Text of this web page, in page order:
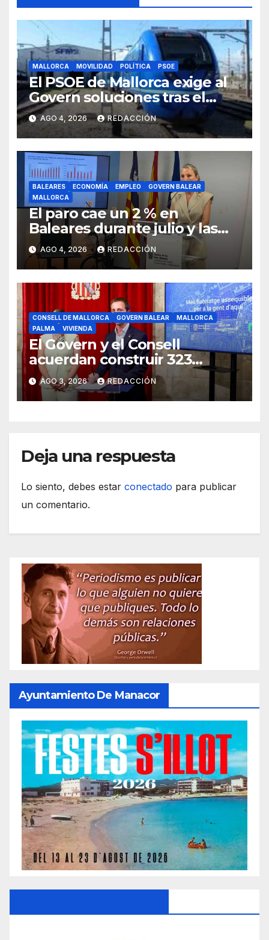
MALLORCA MOVILIDAD POLÍTICA PSOE
El PSOE de Mallorca exige al
Govern soluciones tras el
tijeretazo de trenes en
agosto
AGO 4, 2026 REDACCIÓN
BALEARES ECONOMÍA EMPLEO
GOVERN BALEAR
MALLORCA
El paro cae un 2 % en
Baleares durante julio y las
islas lideran la contratación
indefinida
AGO 4, 2026 REDACCIÓN
CONSELL DE MALLORCA GOVERN BALEAR
MALLORCA
PALMA
VIVIENDA
El Govern y el Consell
acuerdan construir 323
viviendas públicas en Palma
AGO 3, 2026 REDACCIÓN
Deja una respuesta
Lo siento, debes estar conectado para publicar
un comentario.
Ayuntamiento De Manacor